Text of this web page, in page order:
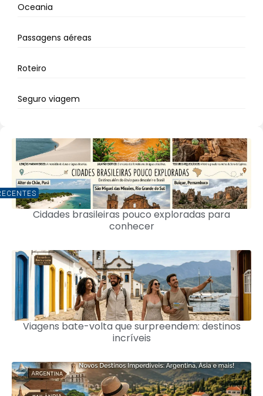
Oceania
Passagens aéreas
Roteiro
Seguro viagem
Cidades brasileiras pouco exploradas para
conhecer
Viagens bate-volta que surpreendem: destinos
incríveis